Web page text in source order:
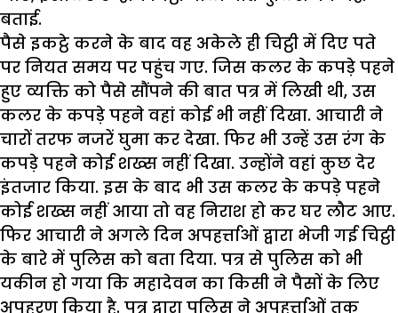
बताई.
पैसे इकट्ठे करने के बाद वह अकेले ही चिट्ठी में दिए पते
पर नियत समय पर पहुंच गए. जिस कलर के कपड़े पहने
हुए व्यक्ति को पैसे सौंपने की बात पत्र में लिखी थी, उस
कलर के कपड़े पहने वहां कोई भी नहीं दिखा. आचारी ने
चारों तरफ नजरें घुमा कर देखा. फिर भी उन्हें उस रंग के
कपड़े पहने कोई शख्स नहीं दिखा. उन्होंने वहां कुछ देर
इंतजार किया. इस के बाद भी उस कलर के कपड़े पहने
कोई शख्स नहीं आया तो वह निराश हो कर घर लौट आए.
फिर आचारी ने अगले दिन अपहर्त्ताओं द्वारा भेजी गई चिट्ठी
के बारे में पुलिस को बता दिया. पत्र से पुलिस को भी
यकीन हो गया कि महादेवन का किसी ने पैसों के लिए
अपहरण किया है. पत्र द्वारा पुलिस ने अपहर्त्ताओं तक